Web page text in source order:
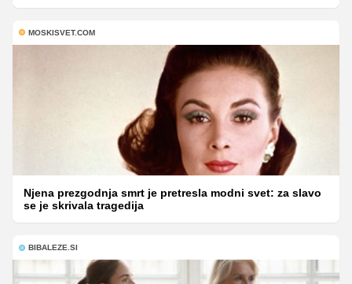
MOSKISVET.COM
Njena prezgodnja smrt je pretresla modni svet: za slavo
se je skrivala tragedija
BIBALEZE.SI